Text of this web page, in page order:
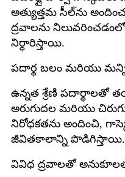
అత్యుత్తమ సీల్‌ను
ద్రవాలను
నిర్ధారిస్తాయి.
పదార్థ బలం మరియు
ఉన్నత శ్రేణి పదార్థాలతో
అరుగుదల మరియు
నిరోధకతను అందించి,
జీవితకాలాన్ని పొడిగిస్తాయి.
వివిధ ద్రవాలతో